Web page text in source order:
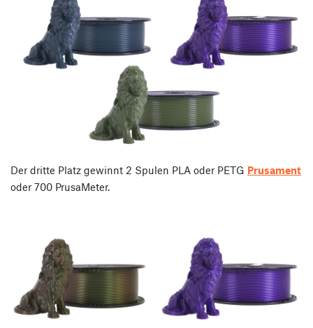
Der dritte Platz gewinnt 2 Spulen PLA oder PETG Prusament
oder 700 PrusaMeter.